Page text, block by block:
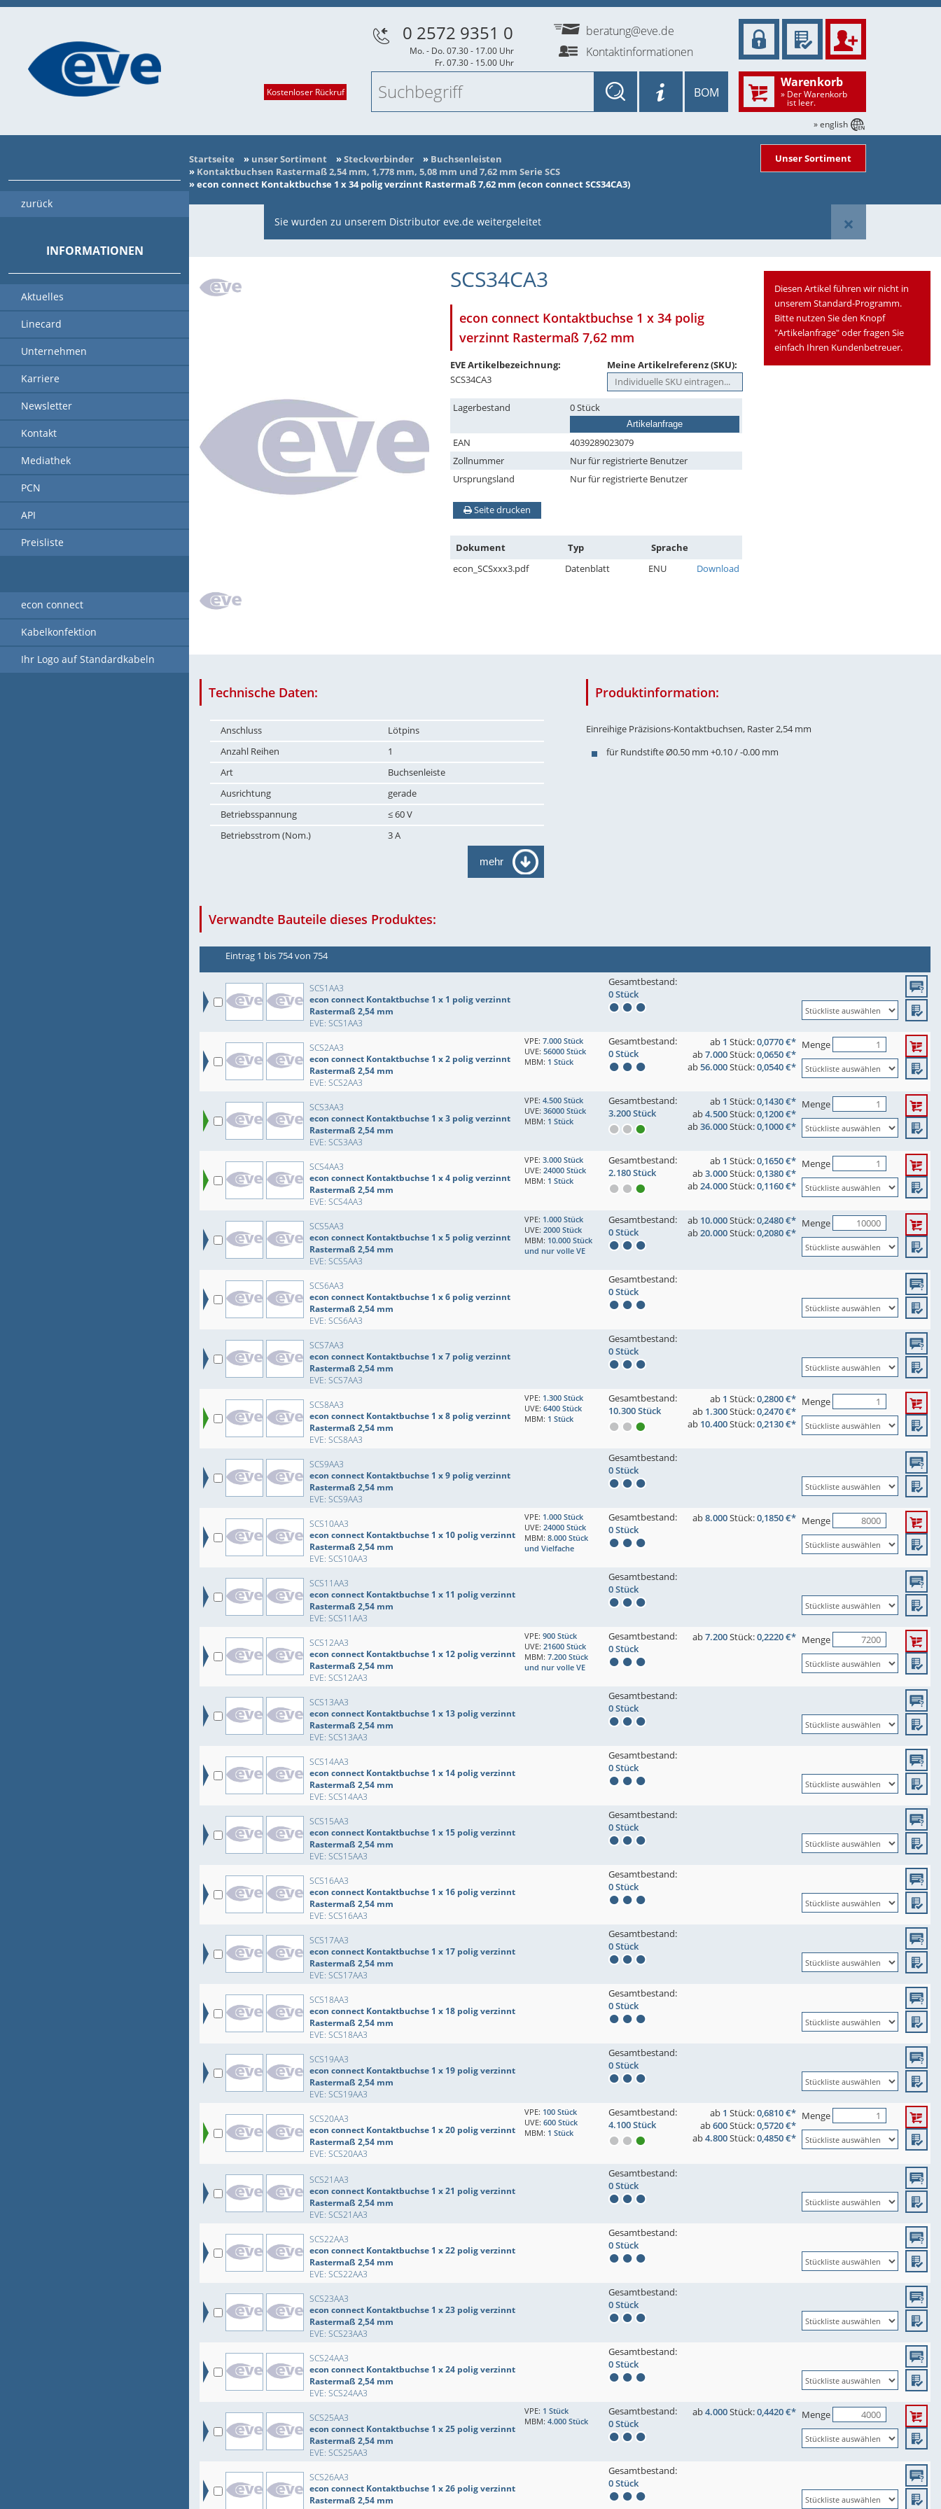
Startseite » unser Sortiment »Steckverbinder » Buchsenleisten
» Kontaktbuchsen Rastermaß 2,54 mm, 1,778 mm, 5,08 mm und 7,62 mm Serie SCS
»econ connect Kontaktbuchse 1 x 34 polig verzinnt Rastermaß 7,62 mm (econ connect SCS34CA3)
Unser Sortiment
×
Sie wurden zu unserem Distributor eve.de weitergeleitet
SCS34CA3
econ connect Kontaktbuchse 1 x 34 polig
verzinnt Rastermaß 7,62 mm
EVE Artikelbezeichnung:
SCS34CA3
Meine Artikelreferenz (SKU):
Lagerbestand 0 Stück
Artikelanfrage
EAN
4039289023079
Zollnummer
Nur für registrierte Benutzer
Ursprungsland
Nur für registrierte Benutzer
Seite drucken
Dokument Typ
Sprache
econ_SCSxxx3.pdf
Datenblatt ENU Download
Diesen Artikel führen wir nicht in
unserem Standard-Programm.
Bitte nutzen Sie den Knopf
"Artikelanfrage" oder fragen Sie
einfach Ihren Kundenbetreuer.
Technische Daten:
Anschluss
Lötpins
Anzahl Reihen
1
Art
Buchsenleiste
Ausrichtung
gerade
Betriebsspannung
≤ 60 V
Betriebsstrom (Nom.)
3 A
mehr
Produktinformation:
Einreihige Präzisions-Kontaktbuchsen, Raster 2,54 mm
für Rundstifte Ø0.50 mm +0.10 / -0.00 mm
Verwandte Bauteile dieses Produktes:
Eintrag 1 bis 754 von 754
SCS1AA3
econ connect Kontaktbuchse 1 x 1 polig verzinnt
Rastermaß 2,54 mm
EVE: SCS1AA3
Gesamtbestand:
0 Stück
SCS2AA3
econ connect Kontaktbuchse 1 x 2 polig verzinnt
Rastermaß 2,54 mm
EVE: SCS2AA3
VPE: 7.000 Stück
UVE: 56000 Stück
MBM: 1 Stück
Gesamtbestand:
0 Stück
ab 1 Stück:0,0770 €*
ab7.000Stück:0,0650 €*
ab56.000Stück:0,0540 €*
Menge
SCS3AA3
econ connect Kontaktbuchse 1 x 3 polig verzinnt
Rastermaß 2,54 mm
EVE: SCS3AA3
VPE: 4.500 Stück
UVE: 36000 Stück
MBM: 1 Stück
Gesamtbestand:
3.200 Stück
ab 1 Stück:0,1430 €*
ab4.500Stück:0,1200 €*
ab36.000Stück:0,1000 €*
Menge
SCS4AA3
econ connect Kontaktbuchse 1 x 4 polig verzinnt
Rastermaß 2,54 mm
EVE: SCS4AA3
VPE: 3.000 Stück
UVE: 24000 Stück
MBM: 1 Stück
Gesamtbestand:
2.180 Stück
ab 1 Stück:0,1650 €*
ab3.000Stück:0,1380 €*
ab24.000Stück:0,1160 €*
Menge
SCS5AA3
econ connect Kontaktbuchse 1 x 5 polig verzinnt
Rastermaß 2,54 mm
EVE: SCS5AA3
VPE: 1.000 Stück
UVE: 2000 Stück
MBM: 10.000 Stück
und nur volle VE
Gesamtbestand:
0 Stück
ab 10.000Stück:0,2480 €*
ab20.000Stück:0,2080 €*
Menge
SCS6AA3
econ connect Kontaktbuchse 1 x 6 polig verzinnt
Rastermaß 2,54 mm
EVE: SCS6AA3
Gesamtbestand:
0 Stück
SCS7AA3
econ connect Kontaktbuchse 1 x 7 polig verzinnt
Rastermaß 2,54 mm
EVE: SCS7AA3
Gesamtbestand:
0 Stück
SCS8AA3
econ connect Kontaktbuchse 1 x 8 polig verzinnt
Rastermaß 2,54 mm
EVE: SCS8AA3
VPE: 1.300 Stück
UVE: 6400 Stück
MBM: 1 Stück
Gesamtbestand:
10.300 Stück
ab 1 Stück:0,2800 €*
ab 1.300Stück:0,2470 €*
ab 10.400Stück:0,2130 €*
Menge
SCS9AA3
econ connect Kontaktbuchse 1 x 9 polig verzinnt
Rastermaß 2,54 mm
EVE: SCS9AA3
Gesamtbestand:
0 Stück
SCS10AA3
econ connect Kontaktbuchse 1 x 10 polig verzinnt
Rastermaß 2,54 mm
EVE: SCS10AA3
VPE: 1.000 Stück
UVE: 24000 Stück
MBM: 8.000 Stück
und Vielfache
Gesamtbestand:
0 Stück
ab8.000Stück:0,1850 €* Menge
SCS11AA3
econ connect Kontaktbuchse 1 x 11 polig verzinnt
Rastermaß 2,54 mm
EVE: SCS11AA3
Gesamtbestand:
0 Stück
SCS12AA3
econ connect Kontaktbuchse 1 x 12 polig verzinnt
Rastermaß 2,54 mm
EVE: SCS12AA3
VPE: 900 Stück
UVE: 21600 Stück
MBM: 7.200 Stück
und nur volle VE
Gesamtbestand:
0 Stück
ab7.200Stück:0,2220 €* Menge
SCS13AA3
econ connect Kontaktbuchse 1 x 13 polig verzinnt
Rastermaß 2,54 mm
EVE: SCS13AA3
Gesamtbestand:
0 Stück
SCS14AA3
econ connect Kontaktbuchse 1 x 14 polig verzinnt
Rastermaß 2,54 mm
EVE: SCS14AA3
Gesamtbestand:
0 Stück
SCS15AA3
econ connect Kontaktbuchse 1 x 15 polig verzinnt
Rastermaß 2,54 mm
EVE: SCS15AA3
Gesamtbestand:
0 Stück
SCS16AA3
econ connect Kontaktbuchse 1 x 16 polig verzinnt
Rastermaß 2,54 mm
EVE: SCS16AA3
Gesamtbestand:
0 Stück
SCS17AA3
econ connect Kontaktbuchse 1 x 17 polig verzinnt
Rastermaß 2,54 mm
EVE: SCS17AA3
Gesamtbestand:
0 Stück
SCS18AA3
econ connect Kontaktbuchse 1 x 18 polig verzinnt
Rastermaß 2,54 mm
EVE: SCS18AA3
Gesamtbestand:
0 Stück
SCS19AA3
econ connect Kontaktbuchse 1 x 19 polig verzinnt
Rastermaß 2,54 mm
EVE: SCS19AA3
Gesamtbestand:
0 Stück
SCS20AA3
econ connect Kontaktbuchse 1 x 20 polig verzinnt
Rastermaß 2,54 mm
EVE: SCS20AA3
VPE: 100 Stück
UVE: 600 Stück
MBM: 1 Stück
Gesamtbestand:
4.100 Stück
ab 1 Stück:0,6810 €*
ab600Stück:0,5720 €*
ab4.800Stück:0,4850 €*
Menge
SCS21AA3
econ connect Kontaktbuchse 1 x 21 polig verzinnt
Rastermaß 2,54 mm
EVE: SCS21AA3
Gesamtbestand:
0 Stück
SCS22AA3
econ connect Kontaktbuchse 1 x 22 polig verzinnt
Rastermaß 2,54 mm
EVE: SCS22AA3
Gesamtbestand:
0 Stück
SCS23AA3
econ connect Kontaktbuchse 1 x 23 polig verzinnt
Rastermaß 2,54 mm
EVE: SCS23AA3
Gesamtbestand:
0 Stück
SCS24AA3
econ connect Kontaktbuchse 1 x 24 polig verzinnt
Rastermaß 2,54 mm
EVE: SCS24AA3
Gesamtbestand:
0 Stück
SCS25AA3
econ connect Kontaktbuchse 1 x 25 polig verzinnt
Rastermaß 2,54 mm
EVE: SCS25AA3
VPE: 1 Stück
MBM: 4.000 Stück
Gesamtbestand:
0 Stück
ab4.000Stück:0,4420 €* Menge
SCS26AA3
econ connect Kontaktbuchse 1 x 26 polig verzinnt
Rastermaß 2,54 mm
Gesamtbestand:
0 Stück
Kostenloser Rückruf
0 2572 9351 0
Mo. - Do. 07.30 - 17.00 Uhr
Fr. 07.30 - 15.00 Uhr
beratung@eve.de
Kontaktinformationen
Warenkorb
» Der Warenkorb
ist leer.
BOM
» english
zurück
INFORMATIONEN
Aktuelles
Linecard
Unternehmen
Karriere
Newsletter
Kontakt
Mediathek
PCN
API
Preisliste
econ connect
Kabelkonfektion
Ihr Logo auf Standardkabeln